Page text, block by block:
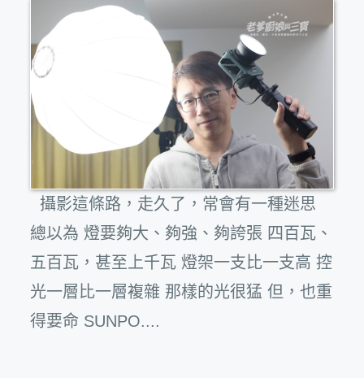
攝影這條路，走久了，常會有一種迷思
總以為 燈要夠大、夠強、夠誇張 四百瓦、
五百瓦，甚至上千瓦 燈架一支比一支高 控
光一層比一層複雜 那樣的光很猛 但，也重
得要命 SUNPO....